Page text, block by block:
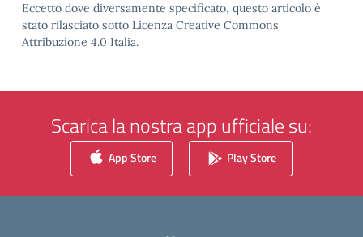
Eccetto dove diversamente specificato, questo articolo è
stato rilasciato sotto Licenza Creative Commons
Attribuzione 4.0 Italia.
Scarica la nostra app ufficiale su:
App Store Play Store